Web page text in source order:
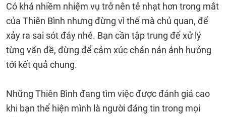
Có khá nhiềm nhiệm vụ trở nên tẻ nhạt hơn trong mắt
của Thiên Bình nhưng đừng vì thế mà chủ quan, để
xảy ra sai sót đáy nhé. Bạn cần tập trung để xử lý
từng vấn đề, đừng để cảm xúc chán nản ảnh hưởng
tới kết quả chung.
Những Thiên Bình đang tìm việc được đánh giá cao
khi bạn thể hiện mình là người đáng tin trong mọi